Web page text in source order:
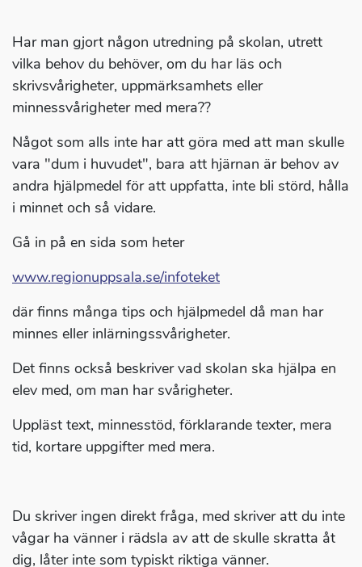
Har man gjort någon utredning på skolan, utrett
vilka behov du behöver, om du har läs och
skrivsvårigheter, uppmärksamhets eller
minnessvårigheter med mera??
Något som alls inte har att göra med att man skulle
vara "dum i huvudet", bara att hjärnan är behov av
andra hjälpmedel för att uppfatta, inte bli störd, hålla
i minnet och så vidare.
Gå in på en sida som heter
www.regionuppsala.se/infoteket
där finns många tips och hjälpmedel då man har
minnes eller inlärningssvårigheter.
Det finns också beskriver vad skolan ska hjälpa en
elev med, om man har svårigheter.
Uppläst text, minnesstöd, förklarande texter, mera
tid, kortare uppgifter med mera.
Du skriver ingen direkt fråga, med skriver att du inte
vågar ha vänner i rädsla av att de skulle skratta åt
dig, låter inte som typiskt riktiga vänner.